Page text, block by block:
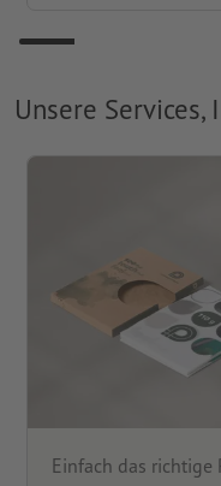
Unsere Services,
Einfach das richtige